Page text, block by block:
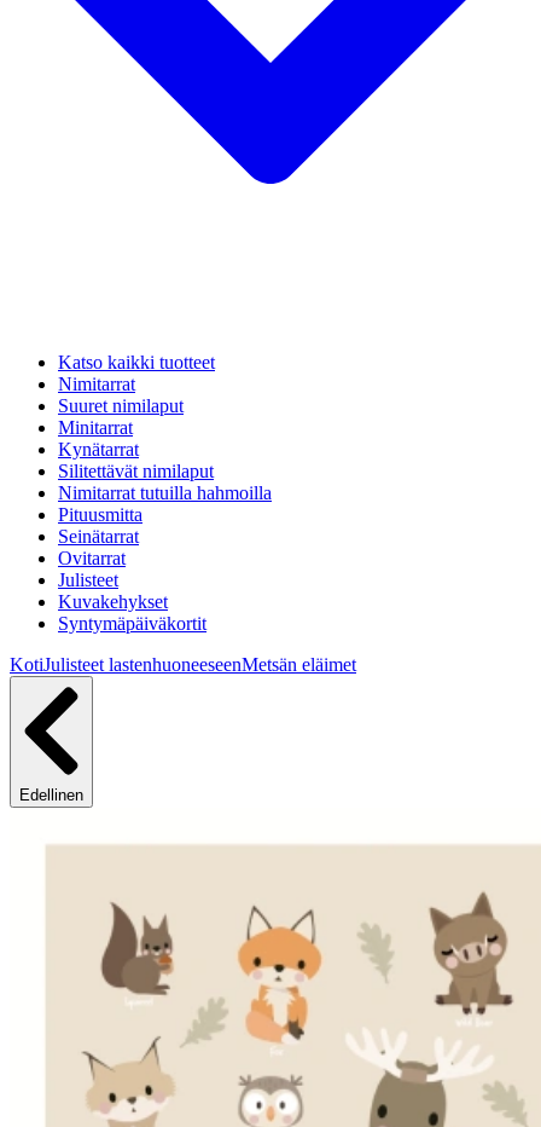
Katso kaikki tuotteet
Nimitarrat
Suuret nimilaput
Minitarrat
Kynätarrat
Silitettävät nimilaput
Nimitarrat tutuilla hahmoilla
Pituusmitta
Seinätarrat
Ovitarrat
Julisteet
Kuvakehykset
Syntymäpäiväkortit
KotiJulisteet lastenhuoneeseenMetsän eläimet
Edellinen